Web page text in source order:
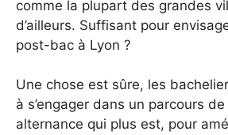
comme la plupart des grandes
d’ailleurs. Suffisant pour
post-bac à Lyon ?
Une chose est sûre, les
à s’engager dans un parcours
alternance qui plus est, pour